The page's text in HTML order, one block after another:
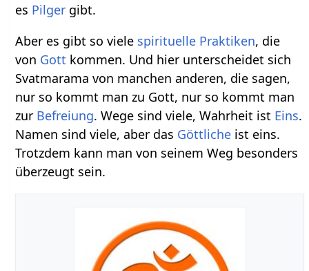
es Pilger gibt.
Aber es gibt so viele spirituelle Praktiken, die
von Gott kommen. Und hier unterscheidet sich
Svatmarama von manchen anderen, die sagen,
nur so kommt man zu Gott, nur so kommt man
zur Befreiung. Wege sind viele, Wahrheit ist Eins.
Namen sind viele, aber das Göttliche ist eins.
Trotzdem kann man von seinem Weg besonders
überzeugt sein.